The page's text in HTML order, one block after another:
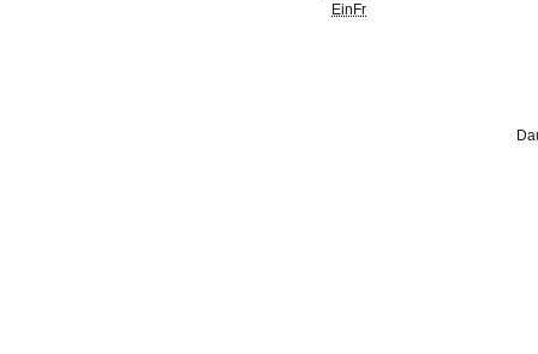
EinFr